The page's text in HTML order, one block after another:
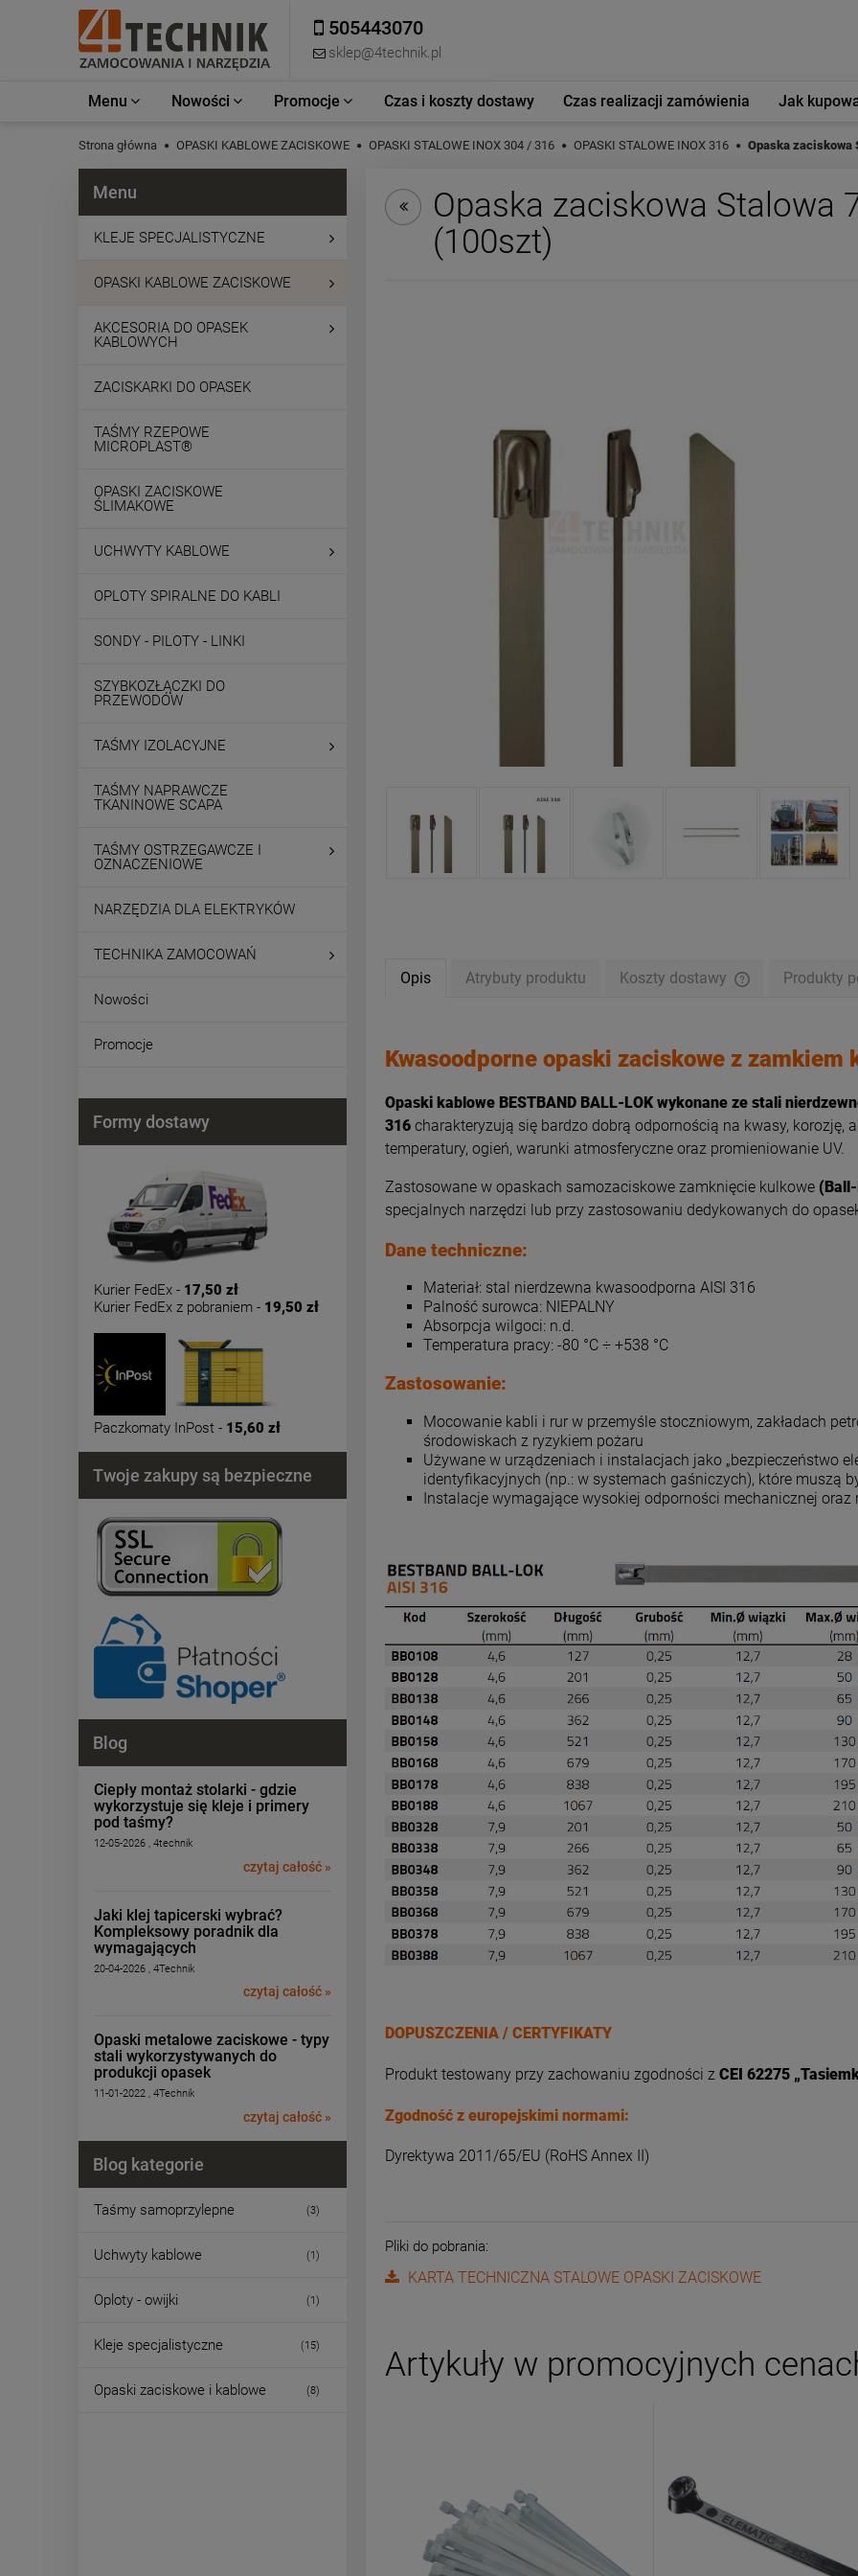
505443070
sklep@4technik.pl
Menu Nowości Promocje Czas i koszty dostawy Czas realizacji zamówienia Jak
Strona główna OPASKI KABLOWE ZACISKOWE OPASKI STALOWE INOX 304 / 316 OPASKI STALOWE INOX 316 Opaska
Menu
KLEJE SPECJALISTYCZNE
OPASKI KABLOWE ZACISKOWE
AKCESORIA DO OPASEK
KABLOWYCH
ZACISKARKI DO OPASEK
TAŚMY RZEPOWE
MICROPLAST®
OPASKI ZACISKOWE
ŚLIMAKOWE
UCHWYTY KABLOWE
OPLOTY SPIRALNE DO KABLI
SONDY - PILOTY - LINKI
SZYBKOZŁĄCZKI DO
PRZEWODÓW
TAŚMY IZOLACYJNE
TAŚMY NAPRAWCZE
TKANINOWE SCAPA
TAŚMY OSTRZEGAWCZE I
OZNACZENIOWE
NARZĘDZIA DLA ELEKTRYKÓW
TECHNIKA ZAMOCOWAŃ
Nowości
Promocje
Formy dostawy
Kurier FedEx - 17,50 zł
Kurier FedEx z pobraniem - 19,50 zł
Paczkomaty InPost - 15,60 zł
Twoje zakupy są bezpieczne
Blog
Ciepły montaż stolarki - gdzie
wykorzystuje się kleje i primery
pod taśmy?
12-05-2026 , 4technik
czytaj całość »
Jaki klej tapicerski wybrać?
Kompleksowy poradnik dla
wymagających
20-04-2026 , 4Technik
czytaj całość »
Opaski metalowe zaciskowe - typy
stali wykorzystywanych do
produkcji opasek
11-01-2022 , 4Technik
czytaj całość »
Blog kategorie
Taśmy samoprzylepne (3)
Uchwyty kablowe (1)
Oploty - owijki (1)
Kleje specjalistyczne (15)
Opaski zaciskowe i kablowe (8)
Opaska zaciskowa Stalowa
(100szt)
Opis Atrybuty produktu Koszty dostawy Produkty
Kwasoodporne opaski zaciskowe z zamkiem
Opaski kablowe BESTBAND BALL-LOK wykonane ze stali
316 charakteryzują się bardzo dobrą odpornością na kwasy, korozję,
temperatury, ogień, warunki atmosferyczne oraz promieniowanie UV.
Zastosowane w opaskach samozaciskowe zamknięcie kulkowe
specjalnych narzędzi lub przy zastosowaniu dedykowanych do
Dane techniczne:
Materiał: stal nierdzewna kwasoodporna AISI 316
Palność surowca: NIEPALNY
Absorpcja wilgoci: n.d.
Temperatura pracy: -80 °C ÷ +538 °C
Zastosowanie:
Mocowanie kabli i rur w przemyśle stoczniowym, zakładach
środowiskach z ryzykiem pożaru
Używane w urządzeniach i instalacjach jako „bezpieczeństwo
identyfikacyjnych (np.: w systemach gaśniczych), które muszą
Instalacje wymagające wysokiej odporności mechanicznej
DOPUSZCZENIA / CERTYFIKATY
Produkt testowany przy zachowaniu zgodności z CEI 62275
Zgodność z europejskimi normami:
Dyrektywa 2011/65/EU (RoHS Annex II)
Pliki do pobrania:
KARTA TECHNICZNA STALOWE OPASKI ZACISKOWE
Artykuły w promocyjnych